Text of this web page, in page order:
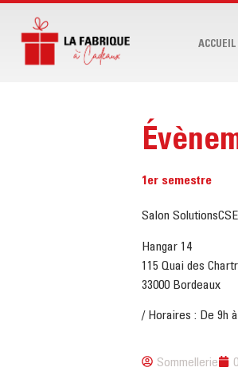
ACCUEIL
1er semestre
Salon
Hangar 14
115 Quai des
33000 Bordeaux
/ Horaires : De 9h
Sommellerie